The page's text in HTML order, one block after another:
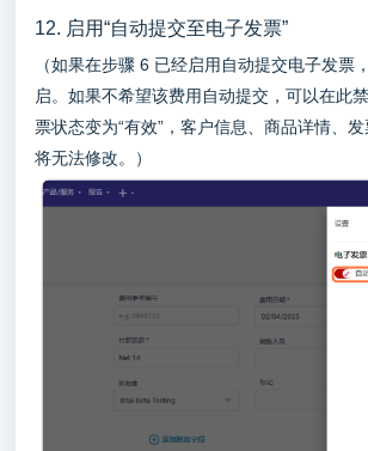
12. 启用“自动提交至电子发票”
（如果在步骤 6 已经启用自动提交电子发票
启。如果不希望该费用自动提交，可以在此
票状态变为“有效”，客户信息、商品详情、
将无法修改。）